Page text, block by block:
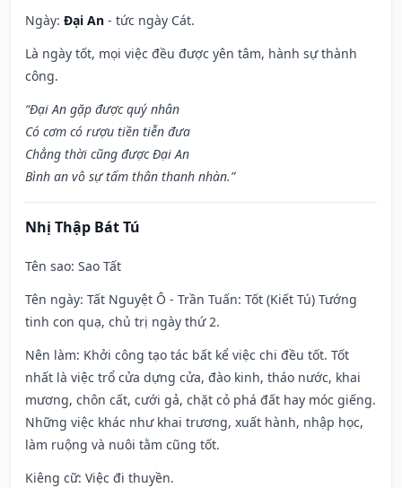
Ngày: Đại An - tức ngày Cát.
Là ngày tốt, mọi việc đều được yên tâm, hành sự thành
công.
“Đại An gặp được quý nhân
Có cơm có rượu tiền tiễn đưa
Chẳng thời cũng được Đại An
Bình an vô sự tấm thân thanh nhàn.”
Nhị Thập Bát Tú
Tên sao: Sao Tất
Tên ngày: Tất Nguyệt Ô - Trần Tuấn: Tốt (Kiết Tú) Tướng
tinh con quạ, chủ trị ngày thứ 2.
Nên làm: Khởi công tạo tác bất kể việc chi đều tốt. Tốt
nhất là việc trổ cửa dựng cửa, đào kinh, tháo nước, khai
mương, chôn cất, cưới gả, chặt cỏ phá đất hay móc giếng.
Những việc khác như khai trương, xuất hành, nhập học,
làm ruộng và nuôi tằm cũng tốt.
Kiêng cữ: Việc đi thuyền.